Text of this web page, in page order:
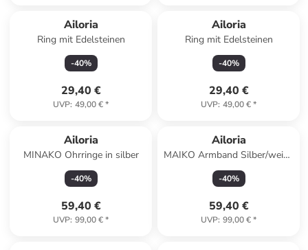
Ailoria
Ring mit Edelsteinen
-40%
29,40 €
UVP: 49,00 €*
Ailoria
Ring mit Edelsteinen
-40%
29,40 €
UVP: 49,00 €*
Ailoria
MINAKO Ohrringe in silber
-40%
59,40 €
UVP: 99,00 €*
Ailoria
MAIKO Armband Silber/weiße
Perle in weiß
-40%
59,40 €
UVP: 99,00 €*